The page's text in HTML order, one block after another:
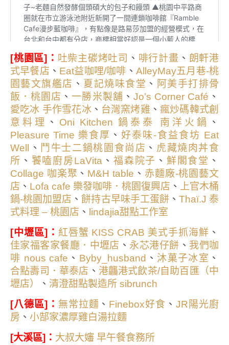
[桃園區] ： 吐柴主碳烤吐司 、 啡行計畫 、 朗軒港
式早餐店 、 Eat益咖哩/咖啡 、 AlleyMay五月巷-桃
園藝文旗艦店 、 夏記燒味食堂 、 阿美手打排骨
飯．桃園店 、一勝米製舖 、 Jo’s Corner Café 、
愛吃冰 手作雪花冰、 台灣窯烤雞 、瘋炒碼韓式創
意料理
、 Oni Kitchen 鍋泰泰 南洋火鍋 、
Pleasure Time 樂食厚 、 好泰味-食益食坊 Eat
Well
、 鬥牛士二鍋桃園食尚店 、 虎藏燒肉丼食
所 、 饕嗑廚房LaVita、福森院子 、 鮮閣食堂 、
Collage 咖楽聚 、 M&H table 、 赤麵廠-桃園藝文
店 、 Lofa cafe 樂發咖啡．桃園復興店 、
上官木桶
鍋-桃園加盟店 、餅持古早味手工蛋餅、 Thaï.J 泰
式料理 – 桃園店 、 lindajia甜點工作室
[中壢區]： 紅唇蟹 KISS CRAB 美式手抓海鮮 、
佳家福客家餐廳．中壢店 、 永芯港仔餅 、 我們咖
啡 nous cafe 、 Byby_husband 、 沐菓子冰室 、
合點壽司．華泰店 、 港龘港式飲茶/自助百匯（中
壢店）
、 清澄甜點製造所 sibrunch
[八德區]： 無常拉麵 、 Finebox好食 、JR陽光廚
房 、 小郜家濃厚雞白湯拉麵
[大溪區] ： 大叔大嬸 早午餐食務所